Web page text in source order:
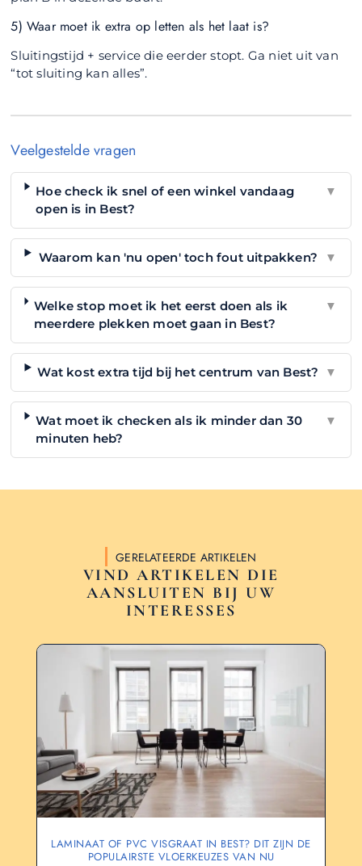
5) Waar moet ik extra op letten als het laat is?
Sluitingstijd + service die eerder stopt. Ga niet uit van
“tot sluiting kan alles”.
Veelgestelde vragen
Hoe check ik snel of een winkel vandaag
open is in Best?
▼
Waarom kan 'nu open' toch fout uitpakken? ▼
Welke stop moet ik het eerst doen als ik
meerdere plekken moet gaan in Best?
▼
Wat kost extra tijd bij het centrum van Best? ▼
Wat moet ik checken als ik minder dan 30
minuten heb?
▼
GERELATEERDE ARTIKELEN
VIND ARTIKELEN DIE
AANSLUITEN BIJ UW
INTERESSES
LAMINAAT OF PVC VISGRAAT IN BEST? DIT ZIJN DE
POPULAIRSTE VLOERKEUZES VAN NU